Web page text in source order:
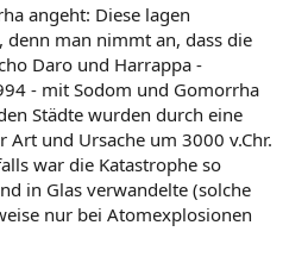
angeht: Diese lagen
man nimmt an, dass die
Daro und Harrappa -
- mit Sodom und Gomorrha
Städte wurden durch eine
Art und Ursache um 3000 v.Chr.
war die Katastrophe so
in Glas verwandelte (solche
nur bei Atomexplosionen